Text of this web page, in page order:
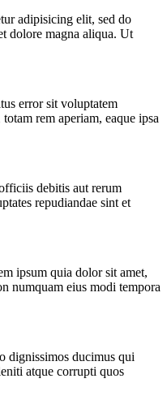
adipisicing elit, sed do
dolore magna aliqua. Ut
error sit voluptatem
rem aperiam, eaque ipsa
debitis aut rerum
repudiandae sint et
ipsum quia dolor sit amet,
numquam eius modi tempora
dignissimos ducimus qui
atque corrupti quos